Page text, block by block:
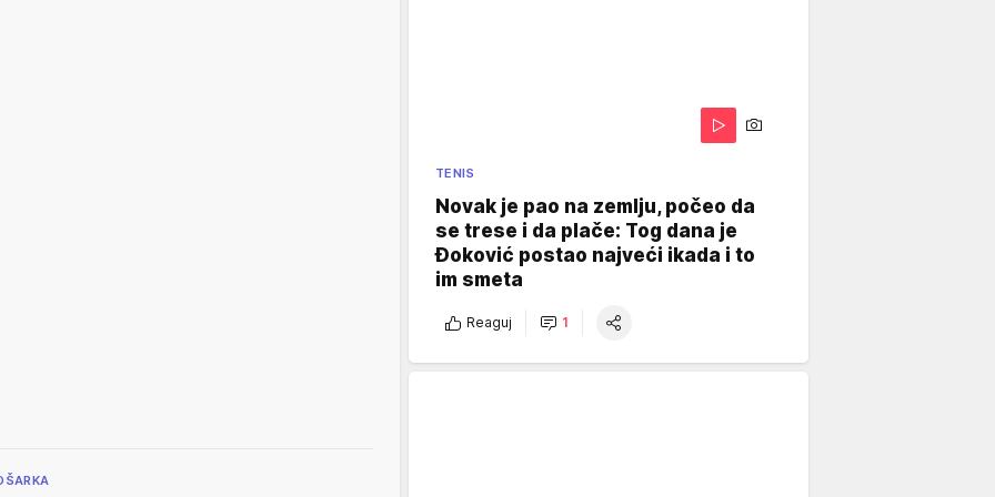
TENIS
Novak je pao na zemlju, počeo da
se trese i da plače: Tog dana je
Đoković postao najveći ikada i to
im smeta
Reaguj 1